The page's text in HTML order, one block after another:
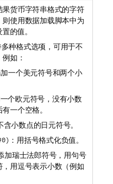
货币字符串格式的字符
则使用数据加载脚本中为
的值。
种格式选项，可用于不
如：
一个美元符号和两个小
个欧元符号，没有小数
一个空格。
含小数点的日元符号。
：用括号格式化负值。
加瑞士法郎符号，用句号
用逗号表示小数（例如